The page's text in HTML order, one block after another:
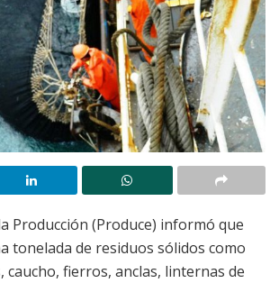
Producción (Produce) informó que
tonelada de residuos sólidos como
caucho, fierros, anclas, linternas de